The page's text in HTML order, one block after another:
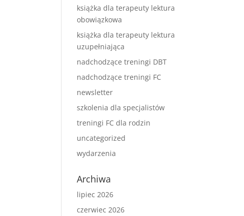
książka dla terapeuty lektura
obowiązkowa
książka dla terapeuty lektura
uzupełniająca
nadchodzące treningi DBT
nadchodzące treningi FC
newsletter
szkolenia dla specjalistów
treningi FC dla rodzin
uncategorized
wydarzenia
Archiwa
lipiec 2026
czerwiec 2026